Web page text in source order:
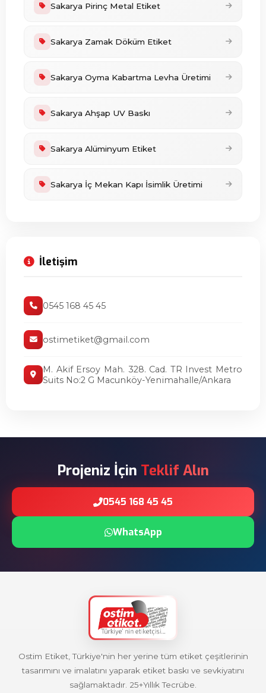
Sakarya Pirinç Metal Etiket
Sakarya Zamak Döküm Etiket
Sakarya Oyma Kabartma Levha Üretimi
Sakarya Ahşap UV Baskı
Sakarya Alüminyum Etiket
Sakarya İç Mekan Kapı İsimlik Üretimi
İletişim
0545 168 45 45
ostimetiket@gmail.com
M. Akif Ersoy Mah. 328. Cad. TR Invest Metro
Suits No:2 G Macunköy-Yenimahalle/Ankara
Projeniz İçin Teklif Alın
0545 168 45 45
WhatsApp
Ostim Etiket, Türkiye'nin her yerine tüm etiket çeşitlerinin
tasarımını ve imalatını yaparak etiket baskı ve sevkiyatını
sağlamaktadır. 25+Yıllık Tecrübe.